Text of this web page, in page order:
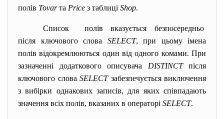
полів Tovarта Price з таблиці Shop.
Список полів вказується безпосередньо
після ключового слова SELECT, при цьому імена
полів відокремлюються один від одного комами. При
зазначенні додаткового описувача DISTINCTпісля
ключового слова SELECTзабезпечується виключення
з вибірки однакових записів, для яких співпадають
значення всіх полів, вказаних в операторі SELECT.